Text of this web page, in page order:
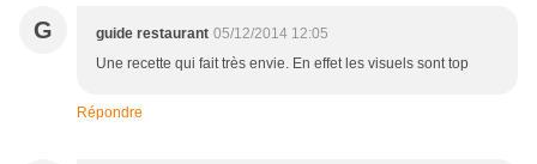
G guide restaurant 05/12/2014 12:05
Une recette qui fait très envie. En effet les visuels sont top
Répondre